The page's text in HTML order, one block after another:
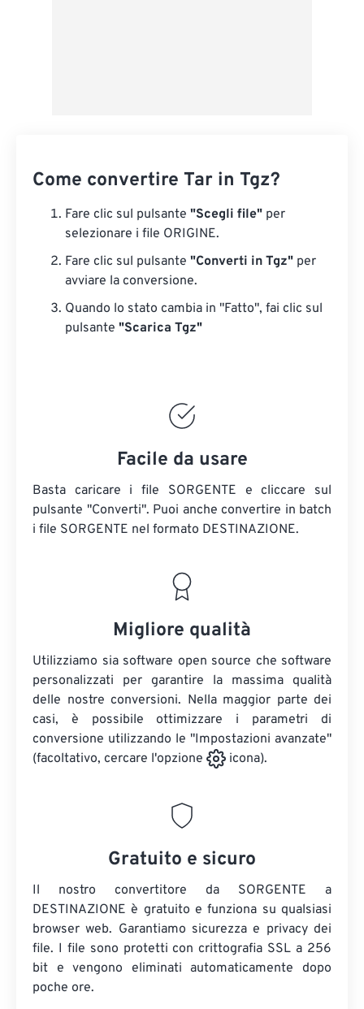
Come convertire Tar in Tgz?
Fare clic sul pulsante "Scegli file" per
selezionare i file ORIGINE.
Fare clic sul pulsante "Converti in Tgz" per
avviare la conversione.
Quando lo stato cambia in "Fatto", fai clic sul
pulsante "Scarica Tgz"
Facile da usare
Basta caricare i file SORGENTE e cliccare sul
pulsante "Converti". Puoi anche convertire in batch
i file SORGENTE nel formato DESTINAZIONE.
Migliore qualità
Utilizziamo sia software open source che software
personalizzati per garantire la massima qualità
delle nostre conversioni. Nella maggior parte dei
casi, è possibile ottimizzare i parametri di
conversione utilizzando le "Impostazioni avanzate"
(facoltativo, cercare l'opzione
icona).
Gratuito e sicuro
Il nostro convertitore da SORGENTE a
DESTINAZIONE è gratuito e funziona su qualsiasi
browser web. Garantiamo sicurezza e privacy dei
file. I file sono protetti con crittografia SSL a 256
bit e vengono eliminati automaticamente dopo
poche ore.